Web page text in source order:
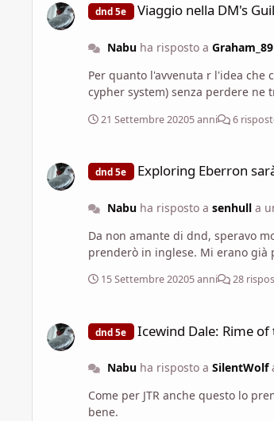
dnd 5e Viaggio nella DM's
Nabuha risposto a Graham_89
Per quanto l'avvenuta r l'idea che c'è dietro possa risultare
21 Settembre 20205 anni 6
dnd 5e Exploring Eberron
Nabuha risposto a senhulla
Da non amante di dnd, speravo
prenderò in
15 Settembre 20205 anni 28
dnd 5e Icewind Dale: Rime
Nabuha risposto a SilentWolf
Come per JTR anche questo lo prenderò. Le
bene.